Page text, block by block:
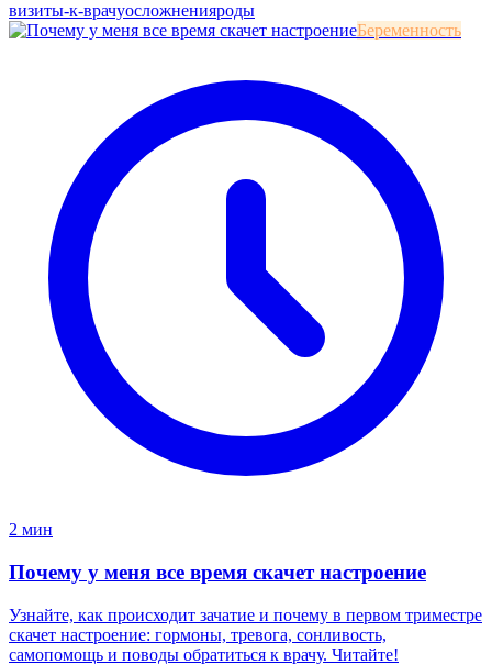
визиты-к-врачуосложненияроды
Беременность
2 мин
Почему у меня все время скачет настроение
Узнайте, как происходит зачатие и почему в первом триместре
скачет настроение: гормоны, тревога, сонливость,
самопомощь и поводы обратиться к врачу. Читайте!